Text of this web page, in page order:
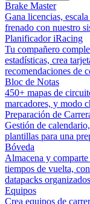
Brake Master
Gana licencias,
frenado con nuestro
Planificador iRacing
Tu compañero
estadísticas, crea
recomendaciones de
Bloc de Notas
450+ mapas de
marcadores, y modo
Preparación de
Gestión de
plantillas para una
Bóveda
Almacena y
tiempos de vuelta,
datapacks
Equipos
Crea equipos de